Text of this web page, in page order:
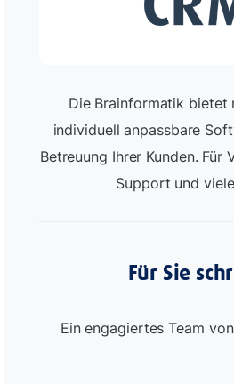
Die Brainformatik bietet
individuell anpassbare
Betreuung Ihrer Kunden. Für
Support und
Für Sie
Ein engagiertes Team